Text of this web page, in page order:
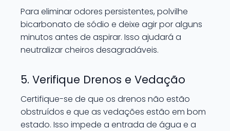
Para eliminar odores persistentes, polvilhe
bicarbonato de sódio e deixe agir por alguns
minutos antes de aspirar. Isso ajudará a
neutralizar cheiros desagradáveis.
5. Verifique Drenos e Vedação
Certifique-se de que os drenos não estão
obstruídos e que as vedações estão em bom
estado. Isso impede a entrada de água e a